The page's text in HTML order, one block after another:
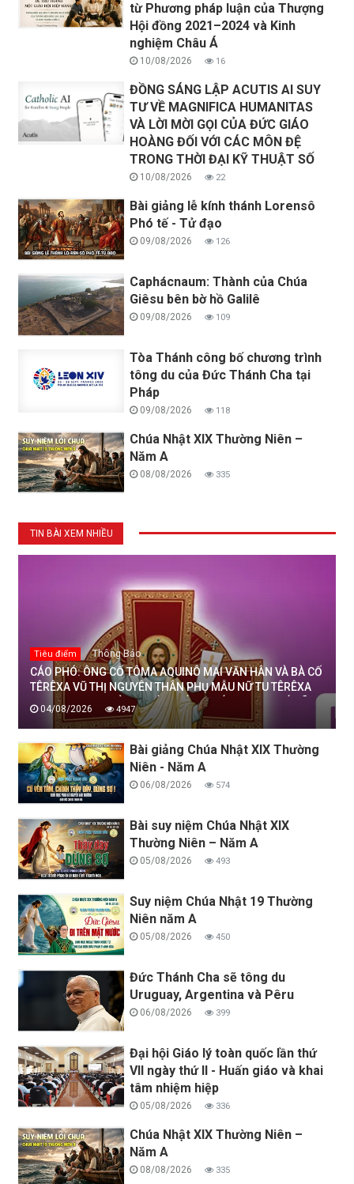
từ Phương pháp luận của Thượng
Hội đồng 2021–2024 và Kinh
nghiệm Châu Á
10/08/2026 16
ĐỒNG SÁNG LẬP ACUTIS AI SUY
TƯ VỀ MAGNIFICA HUMANITAS
VÀ LỜI MỜI GỌI CỦA ĐỨC GIÁO
HOÀNG ĐỐI VỚI CÁC MÔN ĐỆ
TRONG THỜI ĐẠI KỸ THUẬT SỐ
10/08/2026 22
Bài giảng lễ kính thánh Lorensô
Phó tế - Tử đạo
09/08/2026 126
Caphácnaum: Thành của Chúa
Giêsu bên bờ hồ Galilê
09/08/2026 109
Tòa Thánh công bố chương trình
tông du của Đức Thánh Cha tại
Pháp
09/08/2026 118
Chúa Nhật XIX Thường Niên –
Năm A
08/08/2026 335
TIN BÀI XEM NHIỀU
Tiêu điểm Thông Báo
CÁO PHÓ: ÔNG CỐ TÔMA AQUINÔ MAI VĂN HÂN VÀ BÀ CỐ
TÊRÊXA VŨ THỊ NGUYÊN THÂN PHỤ MẪU NỮ TU TÊRÊXA
MAI THỊ THỊNH, DÒNG MẾN THÁNH GIÁ THANH HOÁ ĐÃ
AN NGHỈ TRONG CHÚA, NGÀY 04/08/2026
04/08/2026 4947
Bài giảng Chúa Nhật XIX Thường
Niên - Năm A
06/08/2026 574
Bài suy niệm Chúa Nhật XIX
Thường Niên – Năm A
05/08/2026 493
Suy niệm Chúa Nhật 19 Thường
Niên năm A
05/08/2026 450
Đức Thánh Cha sẽ tông du
Uruguay, Argentina và Pêru
06/08/2026 399
Đại hội Giáo lý toàn quốc lần thứ
VII ngày thứ II - Huấn giáo và khai
tâm nhiệm hiệp
05/08/2026 336
Chúa Nhật XIX Thường Niên –
Năm A
08/08/2026 335